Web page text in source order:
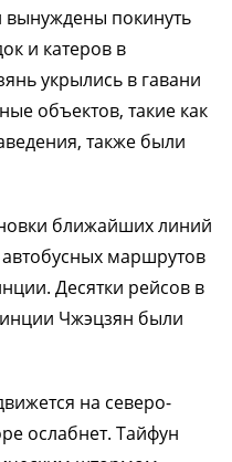
вынуждены покинуть
и катеров в
укрылись в гавани
объектов, такие как
также были
ближайших линий
маршрутов
Десятки рейсов в
Чжэцзян были
на северо-
ослабнет. Тайфун